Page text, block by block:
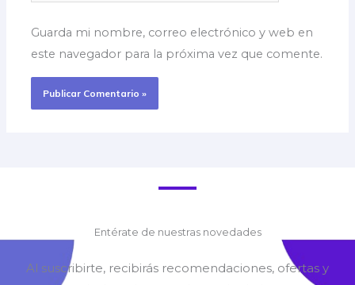
Guarda mi nombre, correo electrónico y web en
este navegador para la próxima vez que comente.
Entérate de nuestras novedades
Al suscribirte, recibirás recomendaciones, ofertas y